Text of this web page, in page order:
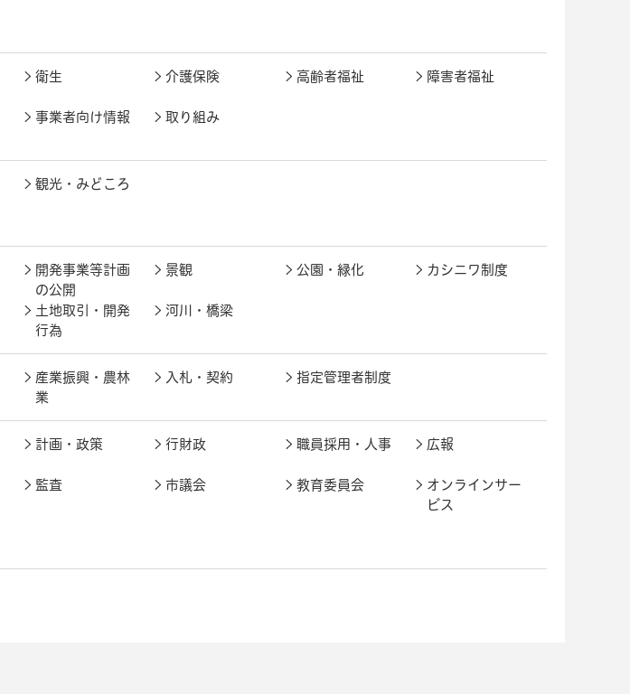
衛生 介護保険 高齢者福祉 障害者福祉
事業者向け情報 取り組み
観光・みどころ
開発事業等計画
の公開
景観 公園・緑化 カシニワ制度
土地取引・開発
行為
河川・橋梁
産業振興・農林
業
入札・契約 指定管理者制度
計画・政策 行財政 職員採用・人事 広報
監査 市議会 教育委員会
オンラインサー
ビス